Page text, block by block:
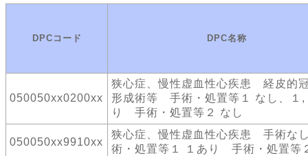
DPCコード DPC名称
050050xx0200xx
狭心症、慢性虚血性心疾患 経皮的
形成術等 手術・処置等１ なし、１,
り 手術・処置等２ なし
050050xx9910xx
狭心症、慢性虚血性心疾患 手術な
術・処置等１ １あり 手術・処置等